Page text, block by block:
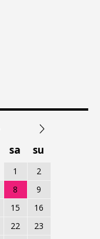
sa su
1
2
8
9
15
16
22
23